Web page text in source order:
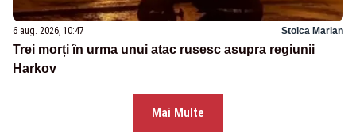
6 aug. 2026, 10:47 Stoica Marian
Trei morți în urma unui atac rusesc asupra regiunii
Harkov
Mai Multe